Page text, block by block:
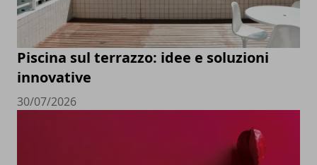
Piscina sul terrazzo: idee e soluzioni
innovative
30/07/2026